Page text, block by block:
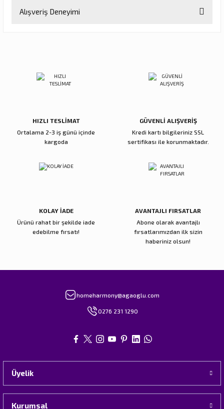
konularda yetersiz gördüğünüz noktaları öneri formunu kullanarak
Ürün açıklamasında eksik bilgiler bulunuyor.
Ürün bilgilerinde hatalar bulunuyor.
Alışveriş Deneyimi
HIZLI TESLİMAT
Ortalama 2-3 iş günü içinde
kargoda
GÜVENLİ ALIŞVERİŞ
Kredi kartı bilgileriniz SSL
sertifikası ile korunmaktadır.
KOLAY İADE
Ürünü rahat bir şekilde iade
edebilme fırsatı!
AVANTAJLI FIRSATLAR
Abone olarak avantajlı
fırsatlarımızdan ilk sizin
haberiniz olsun!
homeharmony@agaoglu.com
0276 231 1290
Üyelik
Kurumsal